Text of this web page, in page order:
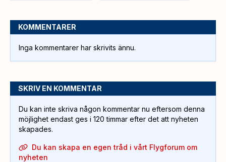
KOMMENTARER
Inga kommentarer har skrivits ännu.
SKRIV EN KOMMENTAR
Du kan inte skriva någon kommentar nu eftersom denna
möjlighet endast ges i 120 timmar efter det att nyheten
skapades.
Du kan skapa en egen tråd i vårt Flygforum om
nyheten